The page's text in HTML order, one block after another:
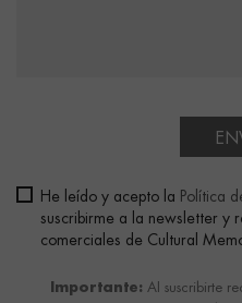
He leído y acepto la Política
suscribirme a la newsletter y
comerciales de Cultural
Importante: Al suscribirte